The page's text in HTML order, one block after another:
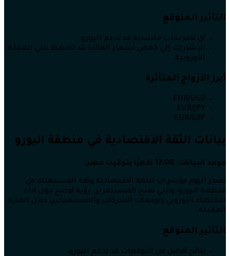
التأثير المتوقع
أي تصريحات متشددة قد تدعم اليورو.
الإشارات إلى خفض أسعار الفائدة قد تضغط على العملة
الأوروبية.
أبرز الأزواج المتأثرة
EUR/USD
EUR/JPY
EUR/GBP
بيانات الثقة الاقتصادية في منطقة اليورو
موعد البيانات: 12:00 ظهرًا بتوقيت مصر
تصدر اليوم مؤشرات الثقة الاقتصادية وثقة المستهلك في
منطقة اليورو، والتي تمنح المستثمرين رؤية أوضح حول أداء
الاقتصاد الأوروبي وتوقعات الشركات والمستهلكين خلال الفترة
المقبلة.
التأثير المتوقع
نتائج أفضل من التوقعات قد تدعم اليورو.